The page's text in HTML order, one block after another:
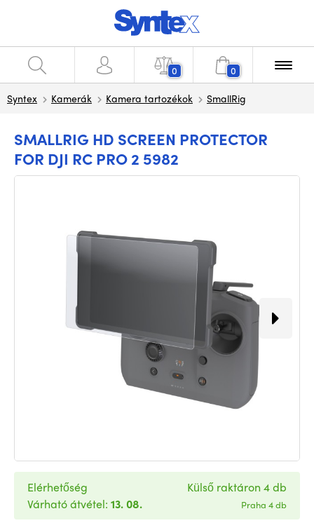
0 0
Syntex Kamerák Kamera tartozékok SmallRig
SMALLRIG HD SCREEN PROTECTOR
FOR DJI RC PRO 2 5982
Elérhetőség
Várható átvétel: 13. 08.
Külső raktáron 4 db
Praha 4 db